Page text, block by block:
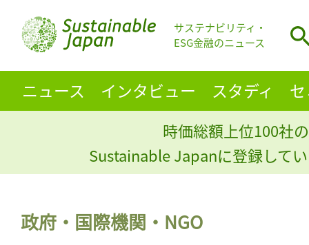
サステナビリティ・
ESG金融のニュース
ニュース インタビュー スタディ
時価総額上位100社
Sustainable Japanに登録して
政府・国際機関・NGO